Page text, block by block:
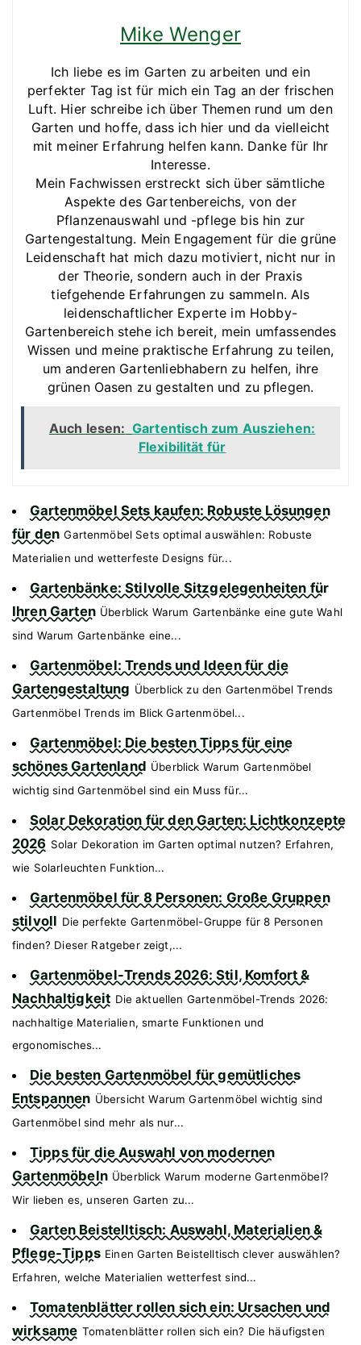
Mike Wenger
Ich liebe es im Garten zu arbeiten und ein
perfekter Tag ist für mich ein Tag an der frischen
Luft. Hier schreibe ich über Themen rund um den
Garten und hoffe, dass ich hier und da vielleicht
mit meiner Erfahrung helfen kann. Danke für Ihr
Interesse.
Mein Fachwissen erstreckt sich über sämtliche
Aspekte des Gartenbereichs, von der
Pflanzenauswahl und -pflege bis hin zur
Gartengestaltung. Mein Engagement für die grüne
Leidenschaft hat mich dazu motiviert, nicht nur in
der Theorie, sondern auch in der Praxis
tiefgehende Erfahrungen zu sammeln. Als
leidenschaftlicher Experte im Hobby-
Gartenbereich stehe ich bereit, mein umfassendes
Wissen und meine praktische Erfahrung zu teilen,
um anderen Gartenliebhabern zu helfen, ihre
grünen Oasen zu gestalten und zu pflegen.
Auch lesen: Gartentisch zum Ausziehen:
Flexibilität für
Gartenmöbel Sets kaufen: Robuste Lösungen
für den Gartenmöbel Sets optimal auswählen: Robuste
Materialien und wetterfeste Designs für...
Gartenbänke: Stilvolle Sitzgelegenheiten für
Ihren Garten Überblick Warum Gartenbänke eine gute Wahl
sind Warum Gartenbänke eine...
Gartenmöbel: Trends und Ideen für die
Gartengestaltung Überblick zu den Gartenmöbel Trends
Gartenmöbel Trends im Blick Gartenmöbel...
Gartenmöbel: Die besten Tipps für eine
schönes Gartenland Überblick Warum Gartenmöbel
wichtig sind Gartenmöbel sind ein Muss für...
Solar Dekoration für den Garten: Lichtkonzepte
2026 Solar Dekoration im Garten optimal nutzen? Erfahren,
wie Solarleuchten Funktion...
Gartenmöbel für 8 Personen: Große Gruppen
stilvoll Die perfekte Gartenmöbel-Gruppe für 8 Personen
finden? Dieser Ratgeber zeigt,...
Gartenmöbel-Trends 2026: Stil, Komfort &
Nachhaltigkeit Die aktuellen Gartenmöbel-Trends 2026:
nachhaltige Materialien, smarte Funktionen und
ergonomisches...
Die besten Gartenmöbel für gemütliches
Entspannen Übersicht Warum Gartenmöbel wichtig sind
Gartenmöbel sind mehr als nur...
Tipps für die Auswahl von modernen
Gartenmöbeln Überblick Warum moderne Gartenmöbel?
Wir lieben es, unseren Garten zu...
Garten Beistelltisch: Auswahl, Materialien &
Pflege-Tipps Einen Garten Beistelltisch clever auswählen?
Erfahren, welche Materialien wetterfest sind...
Tomatenblätter rollen sich ein: Ursachen und
wirksame Tomatenblätter rollen sich ein? Die häufigsten